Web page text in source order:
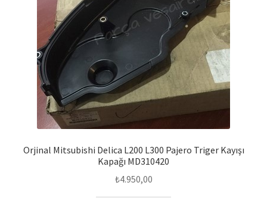
Orjinal Mitsubishi Delica L200 L300 Pajero Triger Kayışı
Kapağı MD310420
₺4.950,00